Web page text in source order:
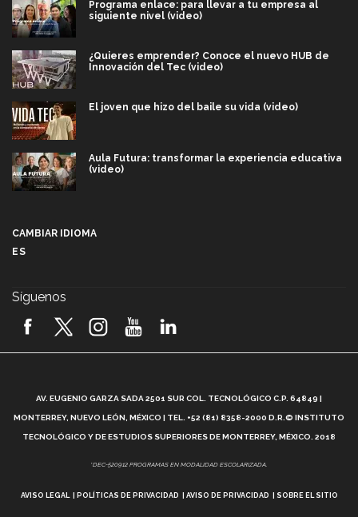
Programa enlace: para llevar a tu empresa al
siguiente nivel (video)
¿Quieres emprender? Conoce el nuevo HUB de
Innovación del Tec (video)
El joven que hizo del baile su vida (video)
Aula Futura: transformar la experiencia educativa
(video)
2026! (video)
¿Cómo es el Modelo Educativo Tec? (video)
Vida Tec: Feminismo e Inteligencia Artificial, Paola
CAMBIAR IDIOMA
ES
Síguenos
AV. EUGENIO GARZA SADA 2501 SUR COL. TECNOLÓGICO C.P. 64849 |
MONTERREY, NUEVO LEÓN, MÉXICO | TEL. +52 (81) 8358-2000 D.R.© INSTITUTO
TECNOLÓGICO Y DE ESTUDIOS SUPERIORES DE MONTERREY, MÉXICO. 2018
*DEC-520912 PROGRAMAS EN MODALIDAD ESCOLARIZADA.
AVISO LEGAL POLÍTICAS DE PRIVACIDAD AVISO DE PRIVACIDAD SOBRE EL SITIO